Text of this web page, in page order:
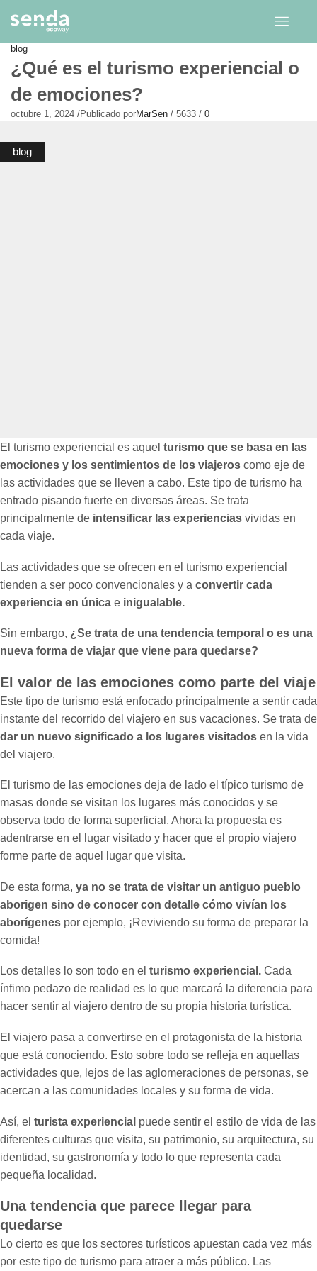
blog
¿Qué es el turismo experiencial o
de emociones?
octubre 1, 2024 /Publicado porMarSen / 5633 / 0
blog
El turismo experiencial es aquel turismo que se basa en las
emociones y los sentimientos de los viajeros como eje de
las actividades que se lleven a cabo. Este tipo de turismo ha
entrado pisando fuerte en diversas áreas. Se trata
principalmente de intensificar las experiencias vividas en
cada viaje.
Las actividades que se ofrecen en el turismo experiencial
tienden a ser poco convencionales y a convertir cada
experiencia en única e inigualable.
Sin embargo, ¿Se trata de una tendencia temporal o es una
nueva forma de viajar que viene para quedarse?
El valor de las emociones como parte del viaje
Este tipo de turismo está enfocado principalmente a sentir cada
instante del recorrido del viajero en sus vacaciones. Se trata de
dar un nuevo significado a los lugares visitados en la vida
del viajero.
El turismo de las emociones deja de lado el típico turismo de
masas donde se visitan los lugares más conocidos y se
observa todo de forma superficial. Ahora la propuesta es
adentrarse en el lugar visitado y hacer que el propio viajero
forme parte de aquel lugar que visita.
De esta forma, ya no se trata de visitar un antiguo pueblo
aborigen sino de conocer con detalle cómo vivían los
aborígenes por ejemplo, ¡Reviviendo su forma de preparar la
comida!
Los detalles lo son todo en el turismo experiencial. Cada
ínfimo pedazo de realidad es lo que marcará la diferencia para
hacer sentir al viajero dentro de su propia historia turística.
El viajero pasa a convertirse en el protagonista de la historia
que está conociendo. Esto sobre todo se refleja en aquellas
actividades que, lejos de las aglomeraciones de personas, se
acercan a las comunidades locales y su forma de vida.
Así, el turista experiencial puede sentir el estilo de vida de las
diferentes culturas que visita, su patrimonio, su arquitectura, su
identidad, su gastronomía y todo lo que representa cada
pequeña localidad.
Una tendencia que parece llegar para
quedarse
Lo cierto es que los sectores turísticos apuestan cada vez más
por este tipo de turismo para atraer a más público. Las